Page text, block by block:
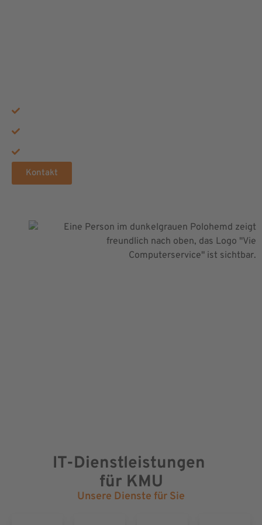
Kontakt
IT-Dienstleistungen
für KMU
Unsere Dienste für Sie